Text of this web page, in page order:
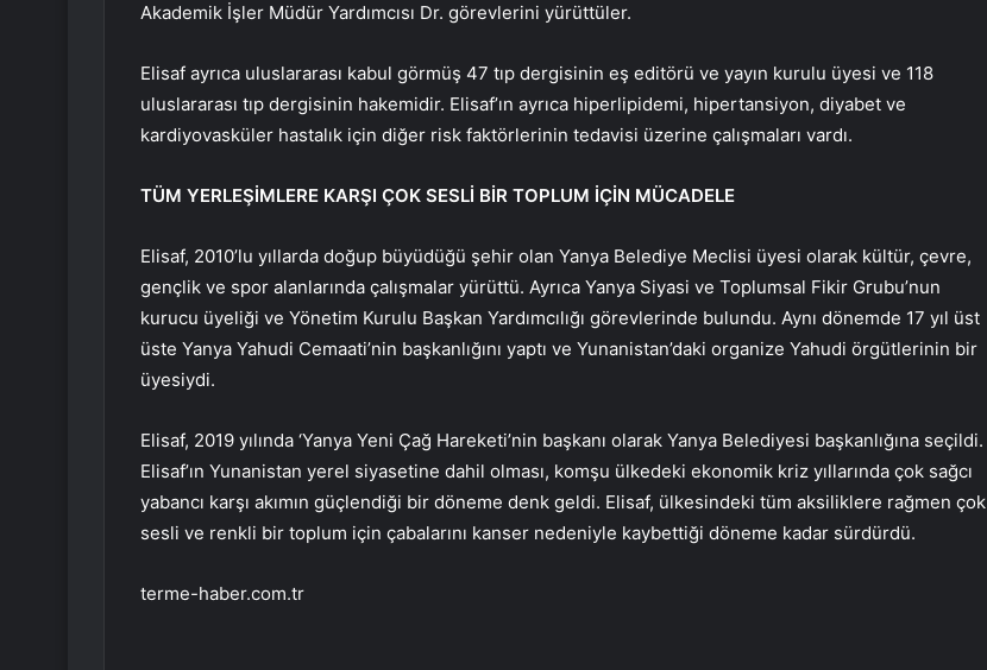
Akademik İşler Müdür Yardımcısı Dr. görevlerini yürüttüler.
Elisaf ayrıca uluslararası kabul görmüş 47 tıp dergisinin eş editörü ve yayın kurulu üyesi ve 118
uluslararası tıp dergisinin hakemidir. Elisaf’ın ayrıca hiperlipidemi, hipertansiyon, diyabet ve
kardiyovasküler hastalık için diğer risk faktörlerinin tedavisi üzerine çalışmaları vardı.
TÜM YERLEŞİMLERE KARŞI ÇOK SESLİ BİR TOPLUM İÇİN MÜCADELE
Elisaf, 2010’lu yıllarda doğup büyüdüğü şehir olan Yanya Belediye Meclisi üyesi olarak kültür, çevre,
gençlik ve spor alanlarında çalışmalar yürüttü. Ayrıca Yanya Siyasi ve Toplumsal Fikir Grubu’nun
kurucu üyeliği ve Yönetim Kurulu Başkan Yardımcılığı görevlerinde bulundu. Aynı dönemde 17 yıl üst
üste Yanya Yahudi Cemaati’nin başkanlığını yaptı ve Yunanistan’daki organize Yahudi örgütlerinin bir
üyesiydi.
Elisaf, 2019 yılında ‘Yanya Yeni Çağ Hareketi’nin başkanı olarak Yanya Belediyesi başkanlığına seçildi.
Elisaf’ın Yunanistan yerel siyasetine dahil olması, komşu ülkedeki ekonomik kriz yıllarında çok sağcı
yabancı karşı akımın güçlendiği bir döneme denk geldi. Elisaf, ülkesindeki tüm aksiliklere rağmen çok
sesli ve renkli bir toplum için çabalarını kanser nedeniyle kaybettiği döneme kadar sürdürdü.
terme-haber.com.tr